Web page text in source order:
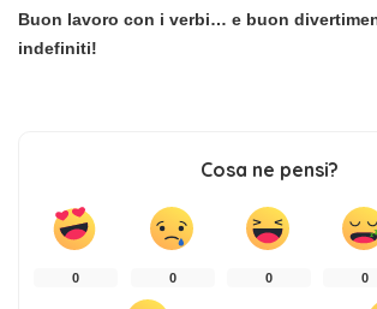
Buon lavoro con i verbi… e buon
indefiniti!
Cosa ne pensi?
0 0 0 0